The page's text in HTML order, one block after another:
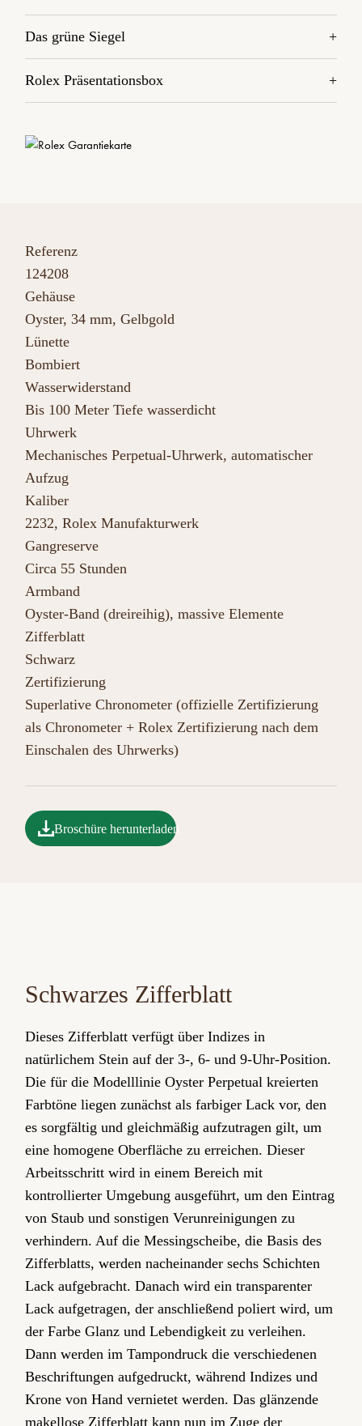
Das grüne Siegel
Rolex Präsentationsbox
Referenz
124208
Gehäuse
Oyster, 34 mm, Gelbgold
Lünette
Bombiert
Wasserwiderstand
Bis 100 Meter Tiefe wasserdicht
Uhrwerk
Mechanisches Perpetual-Uhrwerk, automatischer
Aufzug
Kaliber
2232, Rolex Manufakturwerk
Gangreserve
Circa 55 Stunden
Armband
Oyster-Band (dreireihig), massive Elemente
Zifferblatt
Schwarz
Zertifizierung
Superlative Chronometer (offizielle Zertifizierung
als Chronometer + Rolex Zertifizierung nach dem
Einschalen des Uhrwerks)
Broschüre herunterladen
Schwarzes Zifferblatt
Dieses Zifferblatt verfügt über Indizes in
natürlichem Stein auf der 3‑, 6‑ und 9‑Uhr-Position.
Die für die Modelllinie Oyster Perpetual kreierten
Farbtöne liegen zunächst als farbiger Lack vor, den
es sorgfältig und gleichmäßig aufzutragen gilt, um
eine homogene Oberfläche zu erreichen. Dieser
Arbeitsschritt wird in einem Bereich mit
kontrollierter Umgebung ausgeführt, um den Eintrag
von Staub und sonstigen Verunreinigungen zu
verhindern. Auf die Messingscheibe, die Basis des
Zifferblatts, werden nacheinander sechs Schichten
Lack aufgebracht. Danach wird ein transparenter
Lack aufgetragen, der anschließend poliert wird, um
der Farbe Glanz und Lebendigkeit zu verleihen.
Dann werden im Tampondruck die verschiedenen
Beschriftungen aufgedruckt, während Indizes und
Krone von Hand vernietet werden. Das glänzende
makellose Zifferblatt kann nun im Zuge der